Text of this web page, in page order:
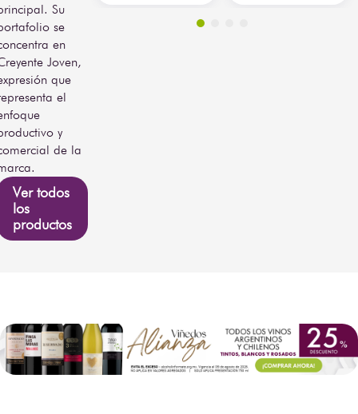
Su
se
en
Joven,
que
el
y
de la
Ver todos
los
productos